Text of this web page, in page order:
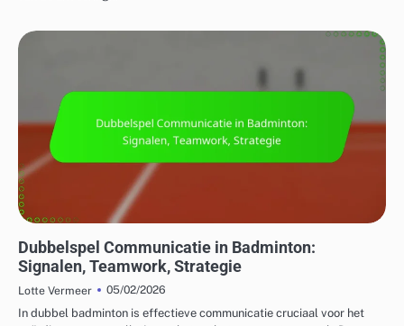
Dubbelspel Communicatie in Badminton:
Signalen, Teamwork, Strategie
Lotte Vermeer
05/02/2026
In dubbel badminton is effectieve communicatie cruciaal voor het